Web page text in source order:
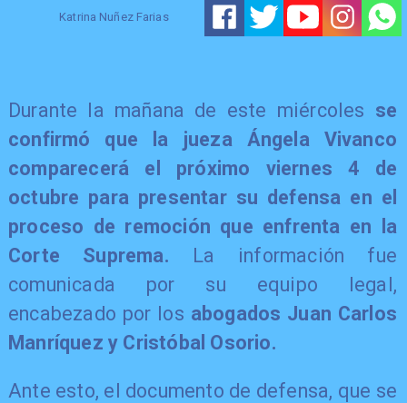
Katrina Nuñez Farias
Durante la mañana de este miércoles se
confirmó que la jueza Ángela Vivanco
comparecerá el próximo viernes 4 de
octubre para presentar su defensa en el
proceso de remoción que enfrenta en la
Corte Suprema. La información fue
comunicada por su equipo legal,
encabezado por los abogados Juan Carlos
Manríquez y Cristóbal Osorio.
Ante esto, el documento de defensa, que se